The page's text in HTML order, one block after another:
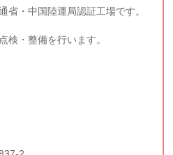
省・中国陸運局認証工場です。
検・整備を行います。